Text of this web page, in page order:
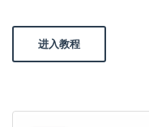
进入教程